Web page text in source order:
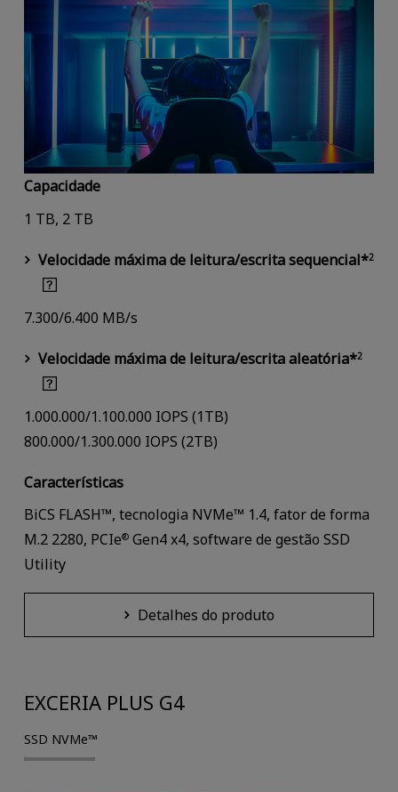
Capacidade
1 TB, 2 TB
Velocidade máxima de leitura/escrita sequencial*2
7.300/6.400 MB/s
Velocidade máxima de leitura/escrita aleatória*2
1.000.000/1.100.000 IOPS (1TB)
800.000/1.300.000 IOPS (2TB)
Características
BiCS FLASH™, tecnologia NVMe™ 1.4, fator de forma
M.2 2280, PCIe®Gen4 x4, software de gestão SSD
Utility
Detalhes do produto
EXCERIA PLUS G4
SSD NVMe™